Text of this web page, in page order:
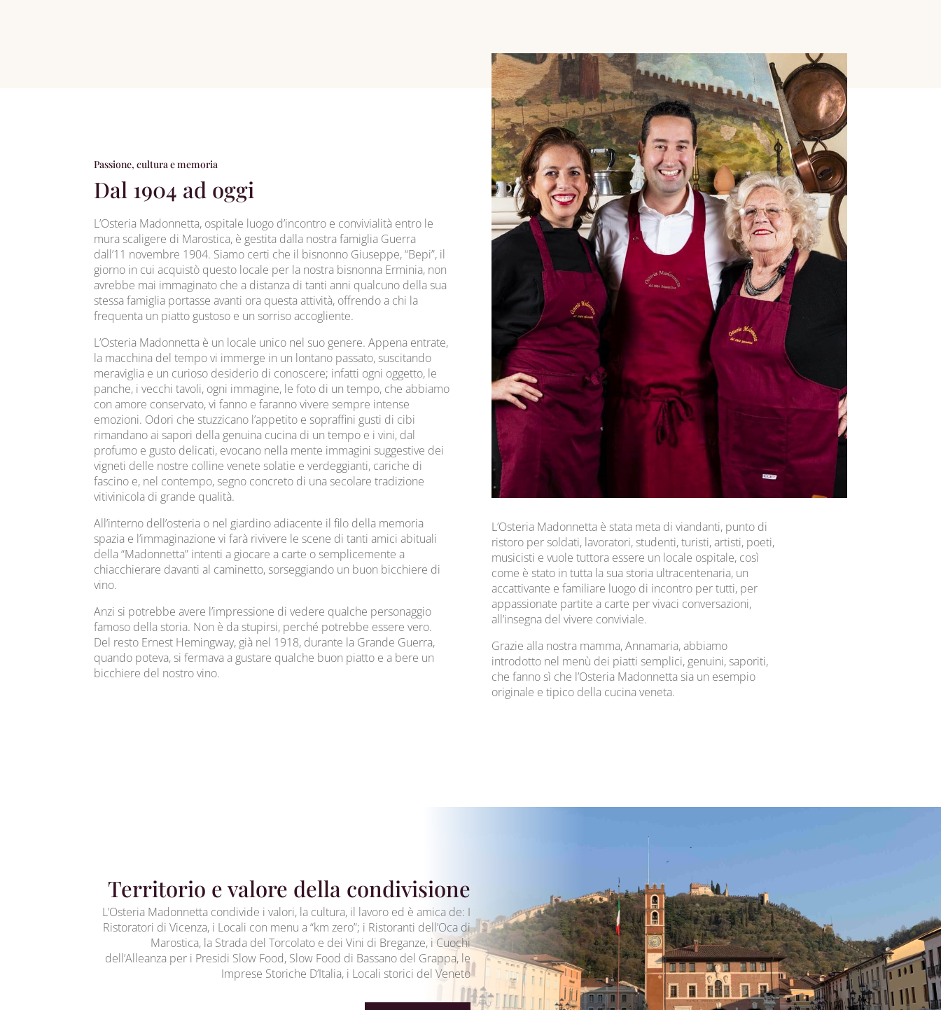
Passione, cultura e memoria
Dal 1904 ad oggi
L’Osteria Madonnetta, ospitale luogo d’incontro e convivialità entro le
mura scaligere di Marostica, è gestita dalla nostra famiglia Guerra
dall’11 novembre 1904. Siamo certi che il bisnonno Giuseppe, “Bepi”, il
giorno in cui acquistò questo locale per la nostra bisnonna Erminia, non
avrebbe mai immaginato che a distanza di tanti anni qualcuno della sua
stessa famiglia portasse avanti ora questa attività, offrendo a chi la
frequenta un piatto gustoso e un sorriso accogliente.
L’Osteria Madonnetta è un locale unico nel suo genere. Appena entrate,
la macchina del tempo vi immerge in un lontano passato, suscitando
meraviglia e un curioso desiderio di conoscere; infatti ogni oggetto, le
panche, i vecchi tavoli, ogni immagine, le foto di un tempo, che abbiamo
con amore conservato, vi fanno e faranno vivere sempre intense
emozioni. Odori che stuzzicano l’appetito e sopraffini gusti di cibi
rimandano ai sapori della genuina cucina di un tempo e i vini, dal
profumo e gusto delicati, evocano nella mente immagini suggestive dei
vigneti delle nostre colline venete solatie e verdeggianti, cariche di
fascino e, nel contempo, segno concreto di una secolare tradizione
vitivinicola di grande qualità.
All’interno dell’osteria o nel giardino adiacente il filo della memoria
spazia e l’immaginazione vi farà rivivere le scene di tanti amici abituali
della “Madonnetta” intenti a giocare a carte o semplicemente a
chiacchierare davanti al caminetto, sorseggiando un buon bicchiere di
vino.
Anzi si potrebbe avere l’impressione di vedere qualche personaggio
famoso della storia. Non è da stupirsi, perché potrebbe essere vero.
Del resto Ernest Hemingway, già nel 1918, durante la Grande Guerra,
quando poteva, si fermava a gustare qualche buon piatto e a bere un
bicchiere del nostro vino.
L’Osteria Madonnetta è stata meta di viandanti, punto di
ristoro per soldati, lavoratori, studenti, turisti, artisti, poeti,
musicisti e vuole tuttora essere un locale ospitale, così
come è stato in tutta la sua storia ultracentenaria, un
accattivante e familiare luogo di incontro per tutti, per
appassionate partite a carte per vivaci conversazioni,
all’insegna del vivere conviviale.
Grazie alla nostra mamma, Annamaria, abbiamo
introdotto nel menù dei piatti semplici, genuini, saporiti,
che fanno sì che l’Osteria Madonnetta sia un esempio
originale e tipico della cucina veneta.
Territorio e valore della condivisione
L’Osteria Madonnetta condivide i valori, la cultura, il lavoro ed è amica de: I
Ristoratori di Vicenza, i Locali con menu a “km zero”; i Ristoranti dell’Oca di
Marostica, la Strada del Torcolato e dei Vini di Breganze, i Cuochi
dell’Alleanza per i Presidi Slow Food, Slow Food di Bassano del Grappa, le
Imprese Storiche D’Italia, i Locali storici del Veneto